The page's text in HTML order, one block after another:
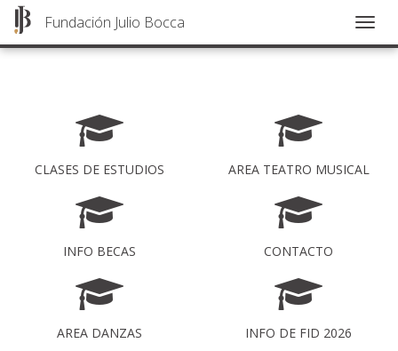
Pasar
Fundación Julio Bocca
CLASES DE ESTUDIOS AREA TEATRO MUSICAL
INFO BECAS CONTACTO
AREA DANZAS INFO DE FID 2026